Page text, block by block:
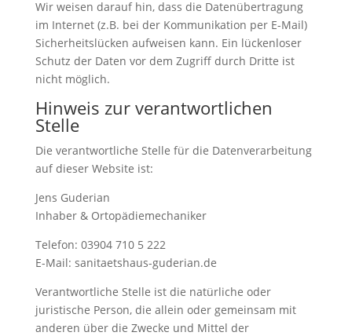
Wir weisen darauf hin, dass die Datenübertragung
im Internet (z.B. bei der Kommunikation per E-Mail)
Sicherheitslücken aufweisen kann. Ein lückenloser
Schutz der Daten vor dem Zugriff durch Dritte ist
nicht möglich.
Hinweis zur verantwortlichen
Stelle
Die verantwortliche Stelle für die Datenverarbeitung
auf dieser Website ist:
Jens Guderian
Inhaber & Ortopädiemechaniker
Telefon: 03904 710 5 222
E-Mail: sanitaetshaus-guderian.de
Verantwortliche Stelle ist die natürliche oder
juristische Person, die allein oder gemeinsam mit
anderen über die Zwecke und Mittel der